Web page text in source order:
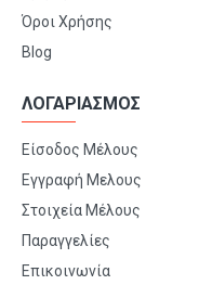
Όροι Χρήσης
Blog
ΛΟΓΑΡΙΑΣΜΟΣ
Είσοδος Μέλους
Εγγραφή Μελους
Στοιχεία Μέλους
Παραγγελίες
Επικοινωνία